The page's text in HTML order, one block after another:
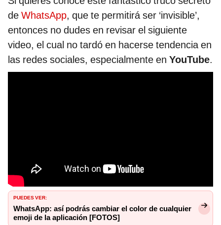
de WhatsApp, que te permitirá ser ‘invisible’,
entonces no dudes en revisar el siguiente
video, el cual no tardó en hacerse tendencia en
las redes sociales, especialmente en YouTube.
PUEDES VER:
WhatsApp: así podrás cambiar el color de cualquier
emoji de la aplicación [FOTOS]